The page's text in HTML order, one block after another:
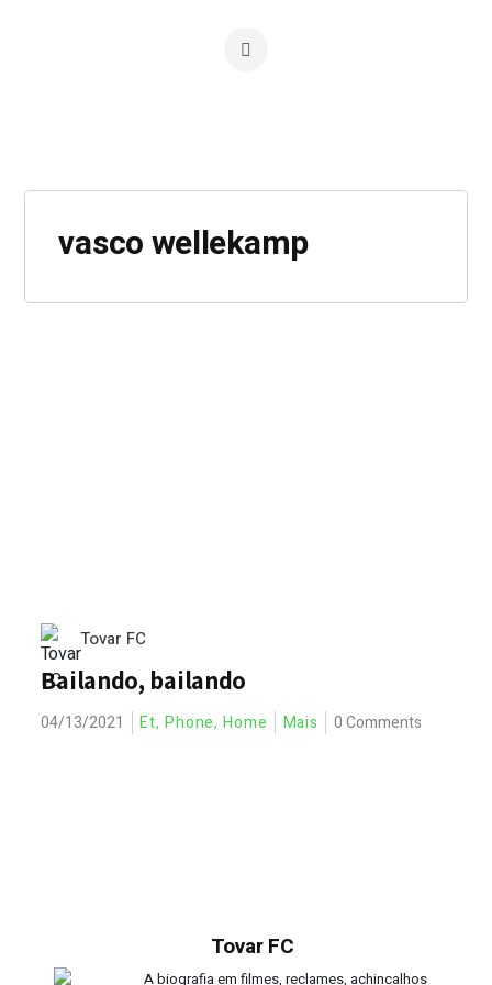
vasco wellekamp
Tovar FC
Bailando, bailando
04/13/2021 Et, Phone, Home Mais 0 Comments
Tovar FC
A biografia em filmes, reclames, achincalhos